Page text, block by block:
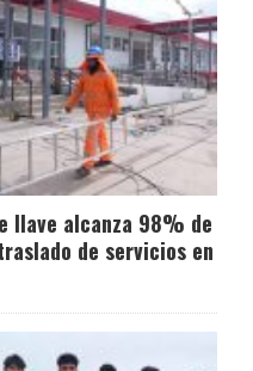
Ilave alcanza 98% de
de servicios en